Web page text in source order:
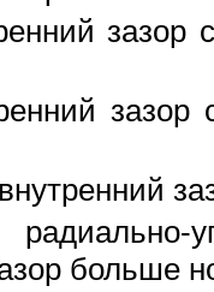
зазор
зазор
больше